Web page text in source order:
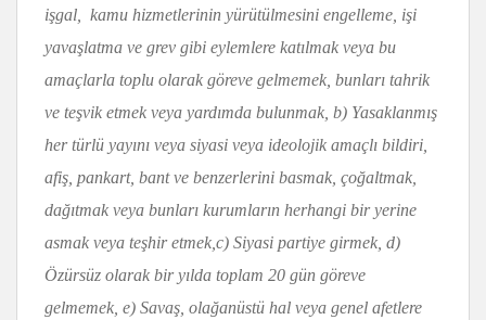
işgal, kamu hizmetlerinin yürütülmesini engelleme, işi
yavaşlatma ve grev gibi eylemlere katılmak veya bu
amaçlarla toplu olarak göreve gelmemek, bunları tahrik
ve teşvik etmek veya yardımda bulunmak, b) Yasaklanmış
her türlü yayını veya siyasi veya ideolojik amaçlı bildiri,
afiş, pankart, bant ve benzerlerini basmak, çoğaltmak,
dağıtmak veya bunları kurumların herhangi bir yerine
asmak veya teşhir etmek,c) Siyasi partiye girmek, d)
Özürsüz olarak bir yılda toplam 20 gün göreve
gelmemek, e) Savaş, olağanüstü hal veya genel afetlere